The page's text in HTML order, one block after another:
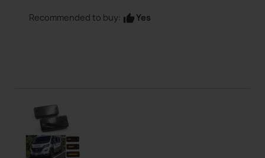
Recommended to buy: thumb_upYes